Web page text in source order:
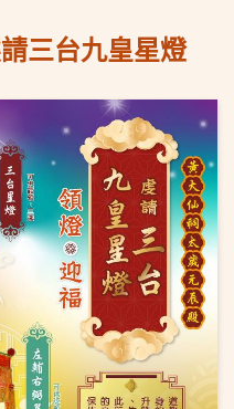
三台九皇星燈